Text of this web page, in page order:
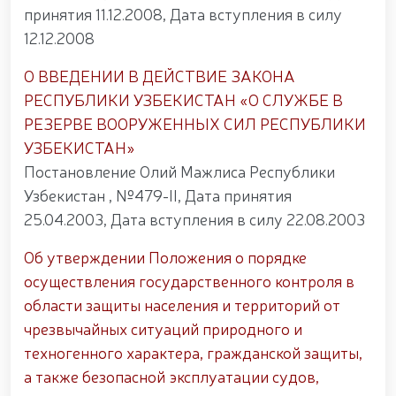
Олий Мажлиса участвовали доценты Университета
общественной безопасности Национальной
Национальной гвардии проведено показательное
занятие на тему «Использование беспилотных
летательных аппаратов и их технические
характеристики» / / В Ташкентском Региональном
учебном центре Национальной гвардии прошел
республиканский научно-практический семинар на
тему «Перспективы применения беспилотных
летательных аппаратов в системе охраны
объектов» / / Общественный порядок и
безопасность граждан будут обеспечены во время
молитв в священный месяц Рамазан / /
принятия 11.12.2008, Дата вступления в силу
12.12.2008
О ВВЕДЕНИИ В ДЕЙСТВИЕ ЗАКОНА
РЕСПУБЛИКИ УЗБЕКИСТАН «О СЛУЖБЕ В
РЕЗЕРВЕ ВООРУЖЕННЫХ СИЛ РЕСПУБЛИКИ
УЗБЕКИСТАН»
Постановление Олий Мажлиса Республики
Узбекистан , №479-II, Дата принятия
25.04.2003, Дата вступления в силу 22.08.2003
Об утверждении Положения о порядке
осуществления государственного контроля в
области защиты населения и территорий от
чрезвычайных ситуаций природного и
техногенного характера, гражданской защиты,
а также безопасной эксплуатации судов,